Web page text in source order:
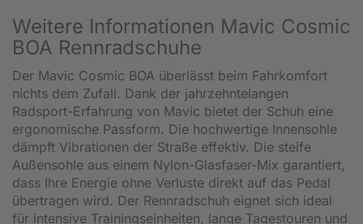
Weitere Informationen Mavic Cosmic
BOA Rennradschuhe
Der Mavic Cosmic BOA überlässt beim Fahrkomfort
nichts dem Zufall. Dank der jahrzehntelangen
Radsport-Erfahrung von Mavic bietet der Schuh eine
ergonomische Passform. Die hochwertige Innensohle
dämpft Vibrationen der Straße effektiv. Die steife
Außensohle aus einem Nylon-Glasfaser-Mix garantiert,
dass Ihre Energie ohne Verluste direkt auf das Pedal
übertragen wird. Der Rennradschuh eignet sich ideal
für intensive Trainingseinheiten, lange Tagestouren und